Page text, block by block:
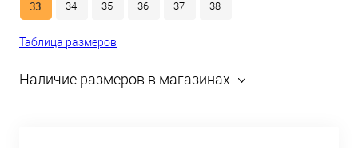
33 34 35 36 37 38
Таблица размеров
Наличие размеров в магазинах